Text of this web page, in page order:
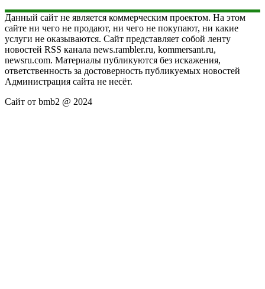
Данный сайт не является коммерческим проектом. На этом
сайте ни чего не продают, ни чего не покупают, ни какие
услуги не оказываются. Сайт представляет собой ленту
новостей RSS канала news.rambler.ru, kommersant.ru,
newsru.com. Материалы публикуются без искажения,
ответственность за достоверность публикуемых новостей
Администрация сайта не несёт.
Сайт от bmb2 @ 2024